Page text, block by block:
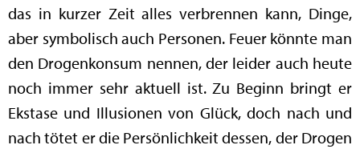
das in kurzer Zeit alles verbrennen kann, Dinge,
aber symbolisch auch Personen. Feuer könnte man
den Drogenkonsum nennen, der leider auch heute
noch immer sehr aktuell ist. Zu Beginn bringt er
Ekstase und Illusionen von Glück, doch nach und
nach tötet er die Persönlichkeit dessen, der Drogen